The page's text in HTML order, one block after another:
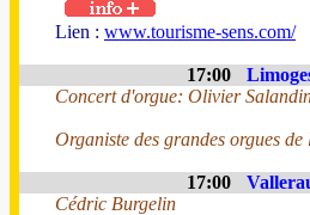
Lien : www.tourisme-sens.com/
17:00
Concert d'orgue: Olivier
Organiste des grandes orgues
17:00
Cédric Burgelin